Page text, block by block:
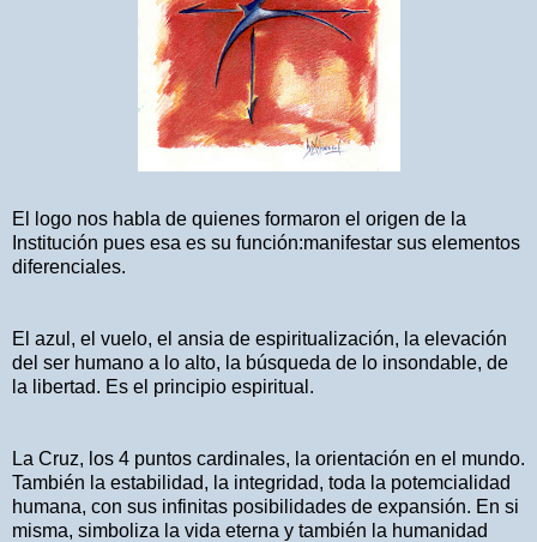
El logo nos habla de quienes formaron el origen de la
Institución pues esa es su función:manifestar sus elementos
diferenciales.
El azul, el vuelo, el ansia de espiritualización, la elevación
del ser humano a lo alto, la búsqueda de lo insondable, de
la libertad. Es el principio espiritual.
La Cruz, los 4 puntos cardinales, la orientación en el mundo.
También la estabilidad, la integridad, toda la potemcialidad
humana, con sus infinitas posibilidades de expansión. En si
misma, simboliza la vida eterna y también la humanidad